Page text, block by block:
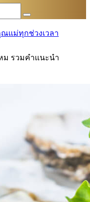
ณแม่ทุกช่วงเวลา
ม รวมคำแนะนำ